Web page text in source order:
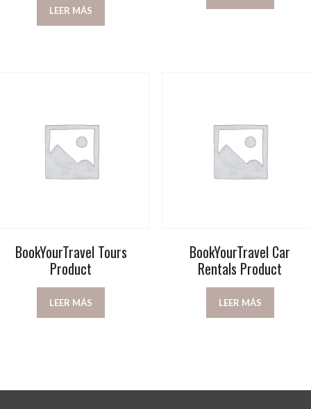
LEER MÁS
BookYourTravel Tours
Product
LEER MÁS
BookYourTravel Car
Rentals Product
LEER MÁS